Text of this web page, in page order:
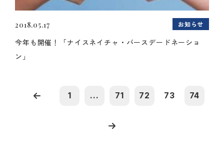
2018.05.17 お知らせ
今年も開催！「ナイスネイチャ・バースデードネーショ
ン」
1 ... 71 72 73 74